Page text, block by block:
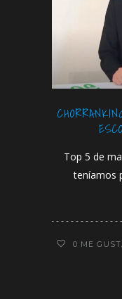
Top 5 de
teníamos
0 ME